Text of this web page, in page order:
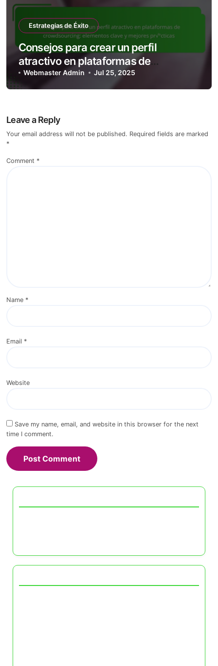
Estrategias de Éxito
Consejos para crear un perfil
atractivo en plataformas de
crowdsourcing: elementos clave y
mejores prácticas
Webmaster Admin Jul 25, 2025
Leave a Reply
Your email address will not be published. Required fields are marked
*
Comment *
Name *
Email *
Website
Save my name, email, and website in this browser for the next
time I comment.